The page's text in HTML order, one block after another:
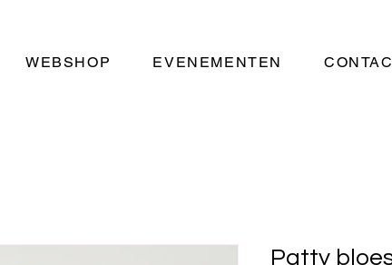
WEBSHOP EVENEMENTEN
Patty